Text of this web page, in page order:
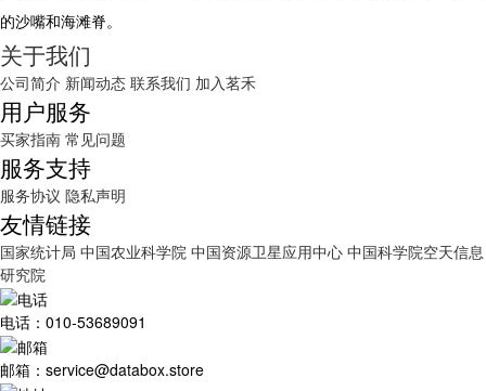
的沙嘴和海滩脊。
关于我们
公司简介 新闻动态 联系我们 加入茗禾
用户服务
买家指南 常见问题
服务支持
服务协议 隐私声明
友情链接
国家统计局 中国农业科学院 中国资源卫星应用中心 中国科学院空天信息
研究院
电话：010-53689091
邮箱：service@databox.store